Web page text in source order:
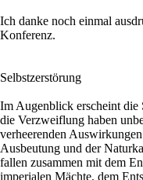
Ich danke noch einmal
Konferenz.
Selbstzerstörung
Im Augenblick erscheint die
die Verzweiflung haben
verheerenden
Ausbeutung und der
fallen zusammen mit dem
imperialen Mächte, dem